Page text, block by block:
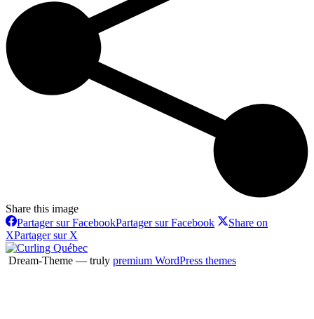
Share this image
Partager sur FacebookPartager sur Facebook
Share on
XPartager sur X
Dream-Theme — truly premium WordPress themes